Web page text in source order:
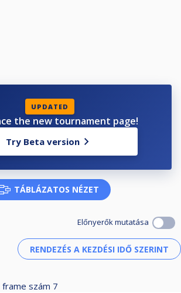
UPDATED
the new tournament page!
Try Beta version
TÁBLÁZATOS NÉZET
Előnyerők mutatása
szám 7